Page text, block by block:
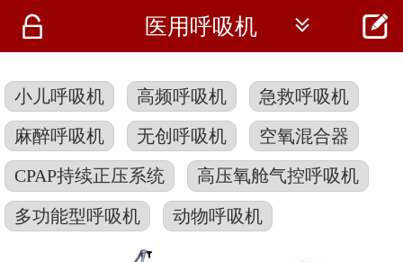
 首页
仪器
医疗资讯
 医用呼吸机  
小儿呼吸机 高频呼吸机 急救呼吸机
麻醉呼吸机 无创呼吸机 空氧混合器
CPAP持续正压系统 高压氧舱气控呼吸机
多功能型呼吸机 动物呼吸机